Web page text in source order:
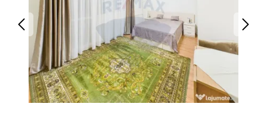
Servicii
Animale de companie
Afaceri și echipamente profesionale
Inchiriere Bunuri si Vehicule
Utilaje agricole si industriale
Piese auto si accesorii
Dacia Duster